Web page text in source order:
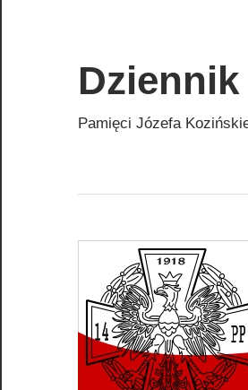
content
Pamięci Józefa